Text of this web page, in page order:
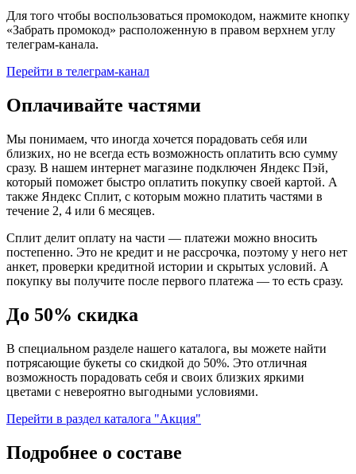
Для того чтобы воспользоваться промокодом, нажмите кнопку
«Забрать промокод» расположенную в правом верхнем углу
телеграм-канала.
Перейти в телеграм-канал
Оплачивайте частями
Мы понимаем, что иногда хочется порадовать себя или
близких, но не всегда есть возможность оплатить всю сумму
сразу. В нашем интернет магазине подключен Яндекс Пэй,
который поможет быстро оплатить покупку своей картой. А
также Яндекс Сплит, с которым можно платить частями в
течение 2, 4 или 6 месяцев.
Сплит делит оплату на части — платежи можно вносить
постепенно. Это не кредит и не рассрочка, поэтому у него нет
анкет, проверки кредитной истории и скрытых условий. А
покупку вы получите после первого платежа — то есть сразу.
До 50% скидка
В специальном разделе нашего каталога, вы можете найти
потрясающие букеты со скидкой до 50%. Это отличная
возможность порадовать себя и своих близких яркими
цветами с невероятно выгодными условиями.
Перейти в раздел каталога "Акция"
Подробнее о составе